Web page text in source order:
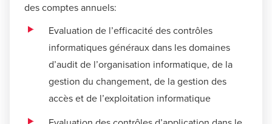
des comptes annuels:
Evaluation de l’efficacité des contrôles
informatiques généraux dans les domaines
d’audit de l’organisation informatique, de la
gestion du changement, de la gestion des
accès et de l’exploitation informatique